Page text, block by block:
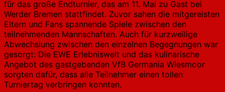
für das große Endturnier, das am 11. Mai zu Gast bei
Werder Bremen stattfindet. Zuvor sahen die mitgereisten
Eltern und Fans spannende Spiele zwischen den
teilnehmenden Mannschaften. Auch für kurzweilige
Abwechslung zwischen den einzelnen Begegnungen war
gesorgt: Die EWE Erlebniswelt und das kulinarische
Angebot des gastgebenden VfB Germania Wiesmoor
sorgten dafür, dass alle Teilnehmer einen tollen
Turniertag verbringen konnten.